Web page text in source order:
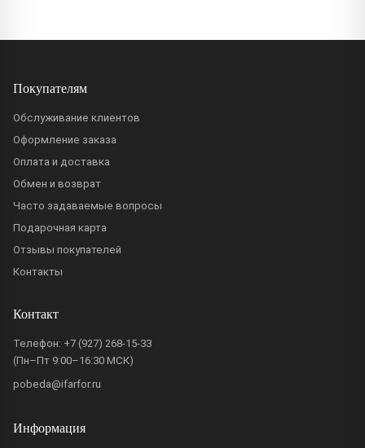
Покупателям
Обслуживание клиентов
Оформление заказа
Оплата и доставка
Обмен и возврат
Часто задаваемые вопросы
Подарочная карта
Отзывы покупателей
Контакты
Контакт
Телефон: +7 (927) 268-15-33
(Пн–Пт 9:00–16:30 МСК)
pobeda@ifarfor.ru
Информация